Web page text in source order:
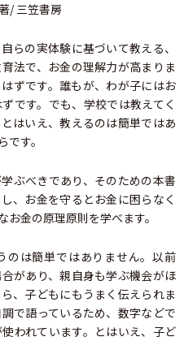
/ 三笠書房
らの実体験に基づいて教える、
法で、お金の理解力が高まりま
ずです。誰もが、わが子にはお
です。でも、学校では教えてく
はいえ、教えるのは簡単ではあ
す。
ぶべきであり、そのための本書
、お金を守るとお金に困らなく
金の原理原則を学べます。
は簡単ではありません。以前
があり、親自身も学ぶ機会がほ
、子どもにもうまく伝えられま
で語っているため、数字などで
われています。とはいえ、子ど